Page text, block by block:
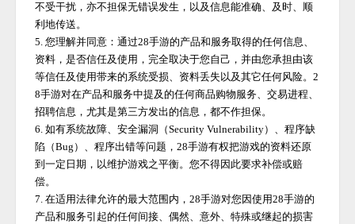
不受干扰，亦不担保无错误发生，以及信息能准确、及时、顺
利地传送。
5. 您理解并同意：通过28手游的产品和服务取得的任何信息、
资料，是否信任及使用，完全取决于您自己，并由您承担由该
等信任及使用带来的系统受损、资料丢失以及其它任何风险。2
8手游对在产品和服务中提及的任何商品购物服务、交易进程、
招聘信息，尤其是第三方发出的信息，都不作担保。
6. 如有系统故障、安全漏洞（Security Vulnerability）、程序缺
陷（Bug）、程序出错等问题，28手游有权把游戏的资料还原
到一定日期，以维护游戏之平衡。您不得因此要求补偿或赔
偿。
7. 在适用法律允许的最大范围内，28手游对您因使用28手游的
产品和服务引起的任何间接、偶然、意外、特殊或继起的损害